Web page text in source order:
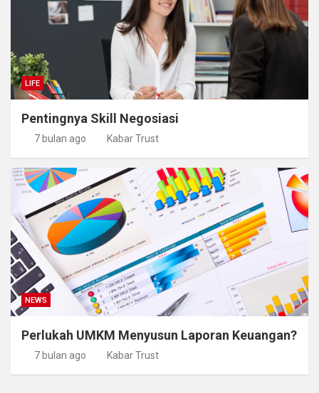
LIFE
Pentingnya Skill Negosiasi
7 bulan ago Kabar Trust
NEWS
Perlukah UMKM Menyusun Laporan Keuangan?
7 bulan ago Kabar Trust